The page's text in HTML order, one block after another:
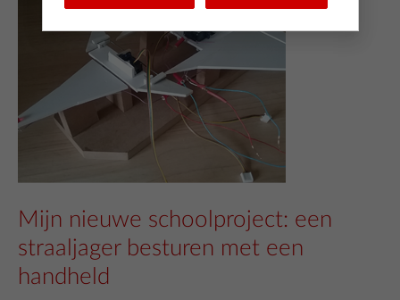
Mijn nieuwe schoolproject: een
straaljager besturen met een
handheld